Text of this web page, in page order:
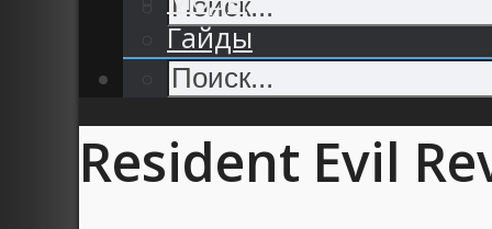
Гайды
Resident Evil